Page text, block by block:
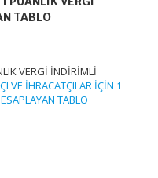
TABLO
VERGİ İNDİRİMLİ
VE İHRACATÇILAR İÇİN 1
TABLO